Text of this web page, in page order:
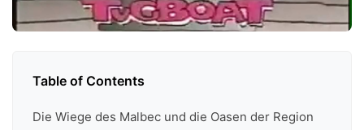
Table of Contents
Die Wiege des Malbec und die Oasen der Region